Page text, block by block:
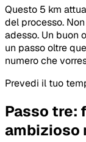
Questo 5 km
del processo.
adesso. Un buon
un passo oltre
numero che
Prevedi il tuo
Passo tre:
ambizioso